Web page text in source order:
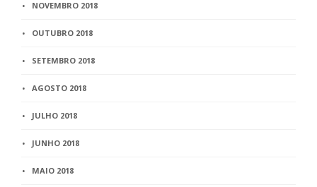
NOVEMBRO 2018
OUTUBRO 2018
SETEMBRO 2018
AGOSTO 2018
JULHO 2018
JUNHO 2018
MAIO 2018